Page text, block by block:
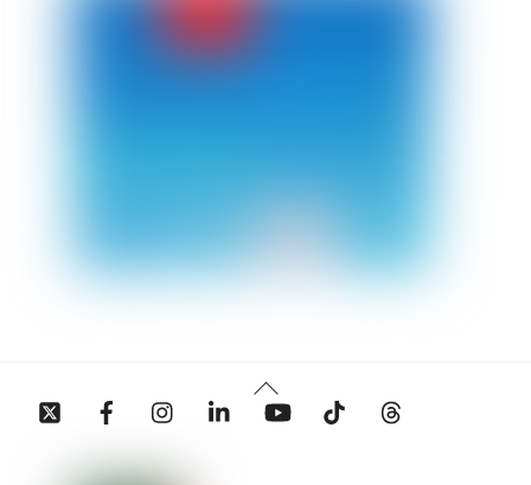
Back
To
Twitter Facebook InstagramLinkedin YouTube Tiktok